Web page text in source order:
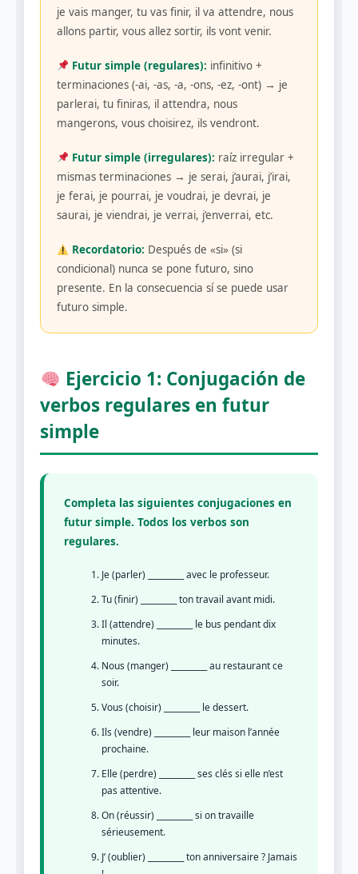
je vais manger, tu vas finir, il va attendre, nous
allons partir, vous allez sortir, ils vont venir.
Futur simple (regulares): infinitivo +
terminaciones (-ai, -as, -a, -ons, -ez, -ont) → je
parlerai, tu finiras, il attendra, nous
mangerons, vous choisirez, ils vendront.
Futur simple (irregulares): raíz irregular +
mismas terminaciones → je serai, j’aurai, j’irai,
je ferai, je pourrai, je voudrai, je devrai, je
saurai, je viendrai, je verrai, j’enverrai, etc.
Recordatorio: Después de «si» (si
condicional) nunca se pone futuro, sino
presente. En la consecuencia sí se puede usar
futuro simple.
Ejercicio 1: Conjugación de
verbos regulares en futur
simple
Completa las siguientes conjugaciones en
futur simple. Todos los verbos son
regulares.
Je (parler) _________ avec le professeur.
Tu (finir) _________ ton travail avant midi.
Il (attendre) _________ le bus pendant dix
minutes.
Nous (manger) _________ au restaurant ce
soir.
Vous (choisir) _________ le dessert.
Ils (vendre) _________ leur maison l’année
prochaine.
Elle (perdre) _________ ses clés si elle n’est
pas attentive.
On (réussir) _________ si on travaille
sérieusement.
J’ (oublier) _________ ton anniversaire ? Jamais